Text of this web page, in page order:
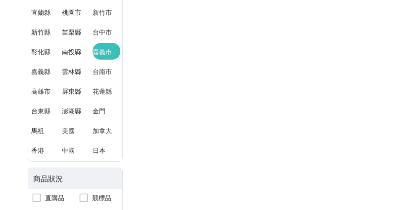
宜蘭縣 桃園市 新竹市
新竹縣 苗栗縣 台中市
彰化縣 南投縣 嘉義市
嘉義縣 雲林縣 台南市
高雄市 屏東縣 花蓮縣
台東縣 澎湖縣 金門
馬祖 美國 加拿大
香港 中國 日本
商品狀況
直購品
競標品